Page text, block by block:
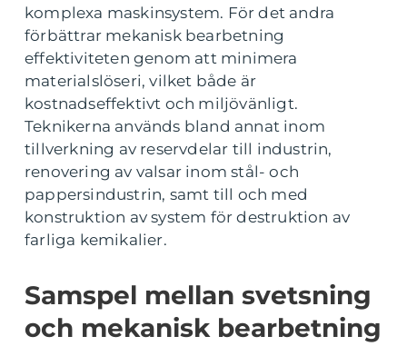
komplexa maskinsystem. För det andra
förbättrar mekanisk bearbetning
effektiviteten genom att minimera
materialslöseri, vilket både är
kostnadseffektivt och miljövänligt.
Teknikerna används bland annat inom
tillverkning av reservdelar till industrin,
renovering av valsar inom stål- och
pappersindustrin, samt till och med
konstruktion av system för destruktion av
farliga kemikalier.
Samspel mellan svetsning
och mekanisk bearbetning